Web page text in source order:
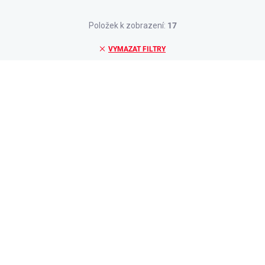
VYMAZAT FILTRY
Položek k zobrazení: 17